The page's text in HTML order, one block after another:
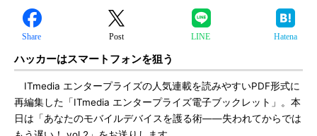
Share Post LINE Hatena
ハッカーはスマートフォンを狙う
ITmedia エンタープライズの人気連載を読みやすいPDF形式に
再編集した「ITmedia エンタープライズ電子ブックレット」。本
日は「あなたのモバイルデバイスを護る術――失われてからでは